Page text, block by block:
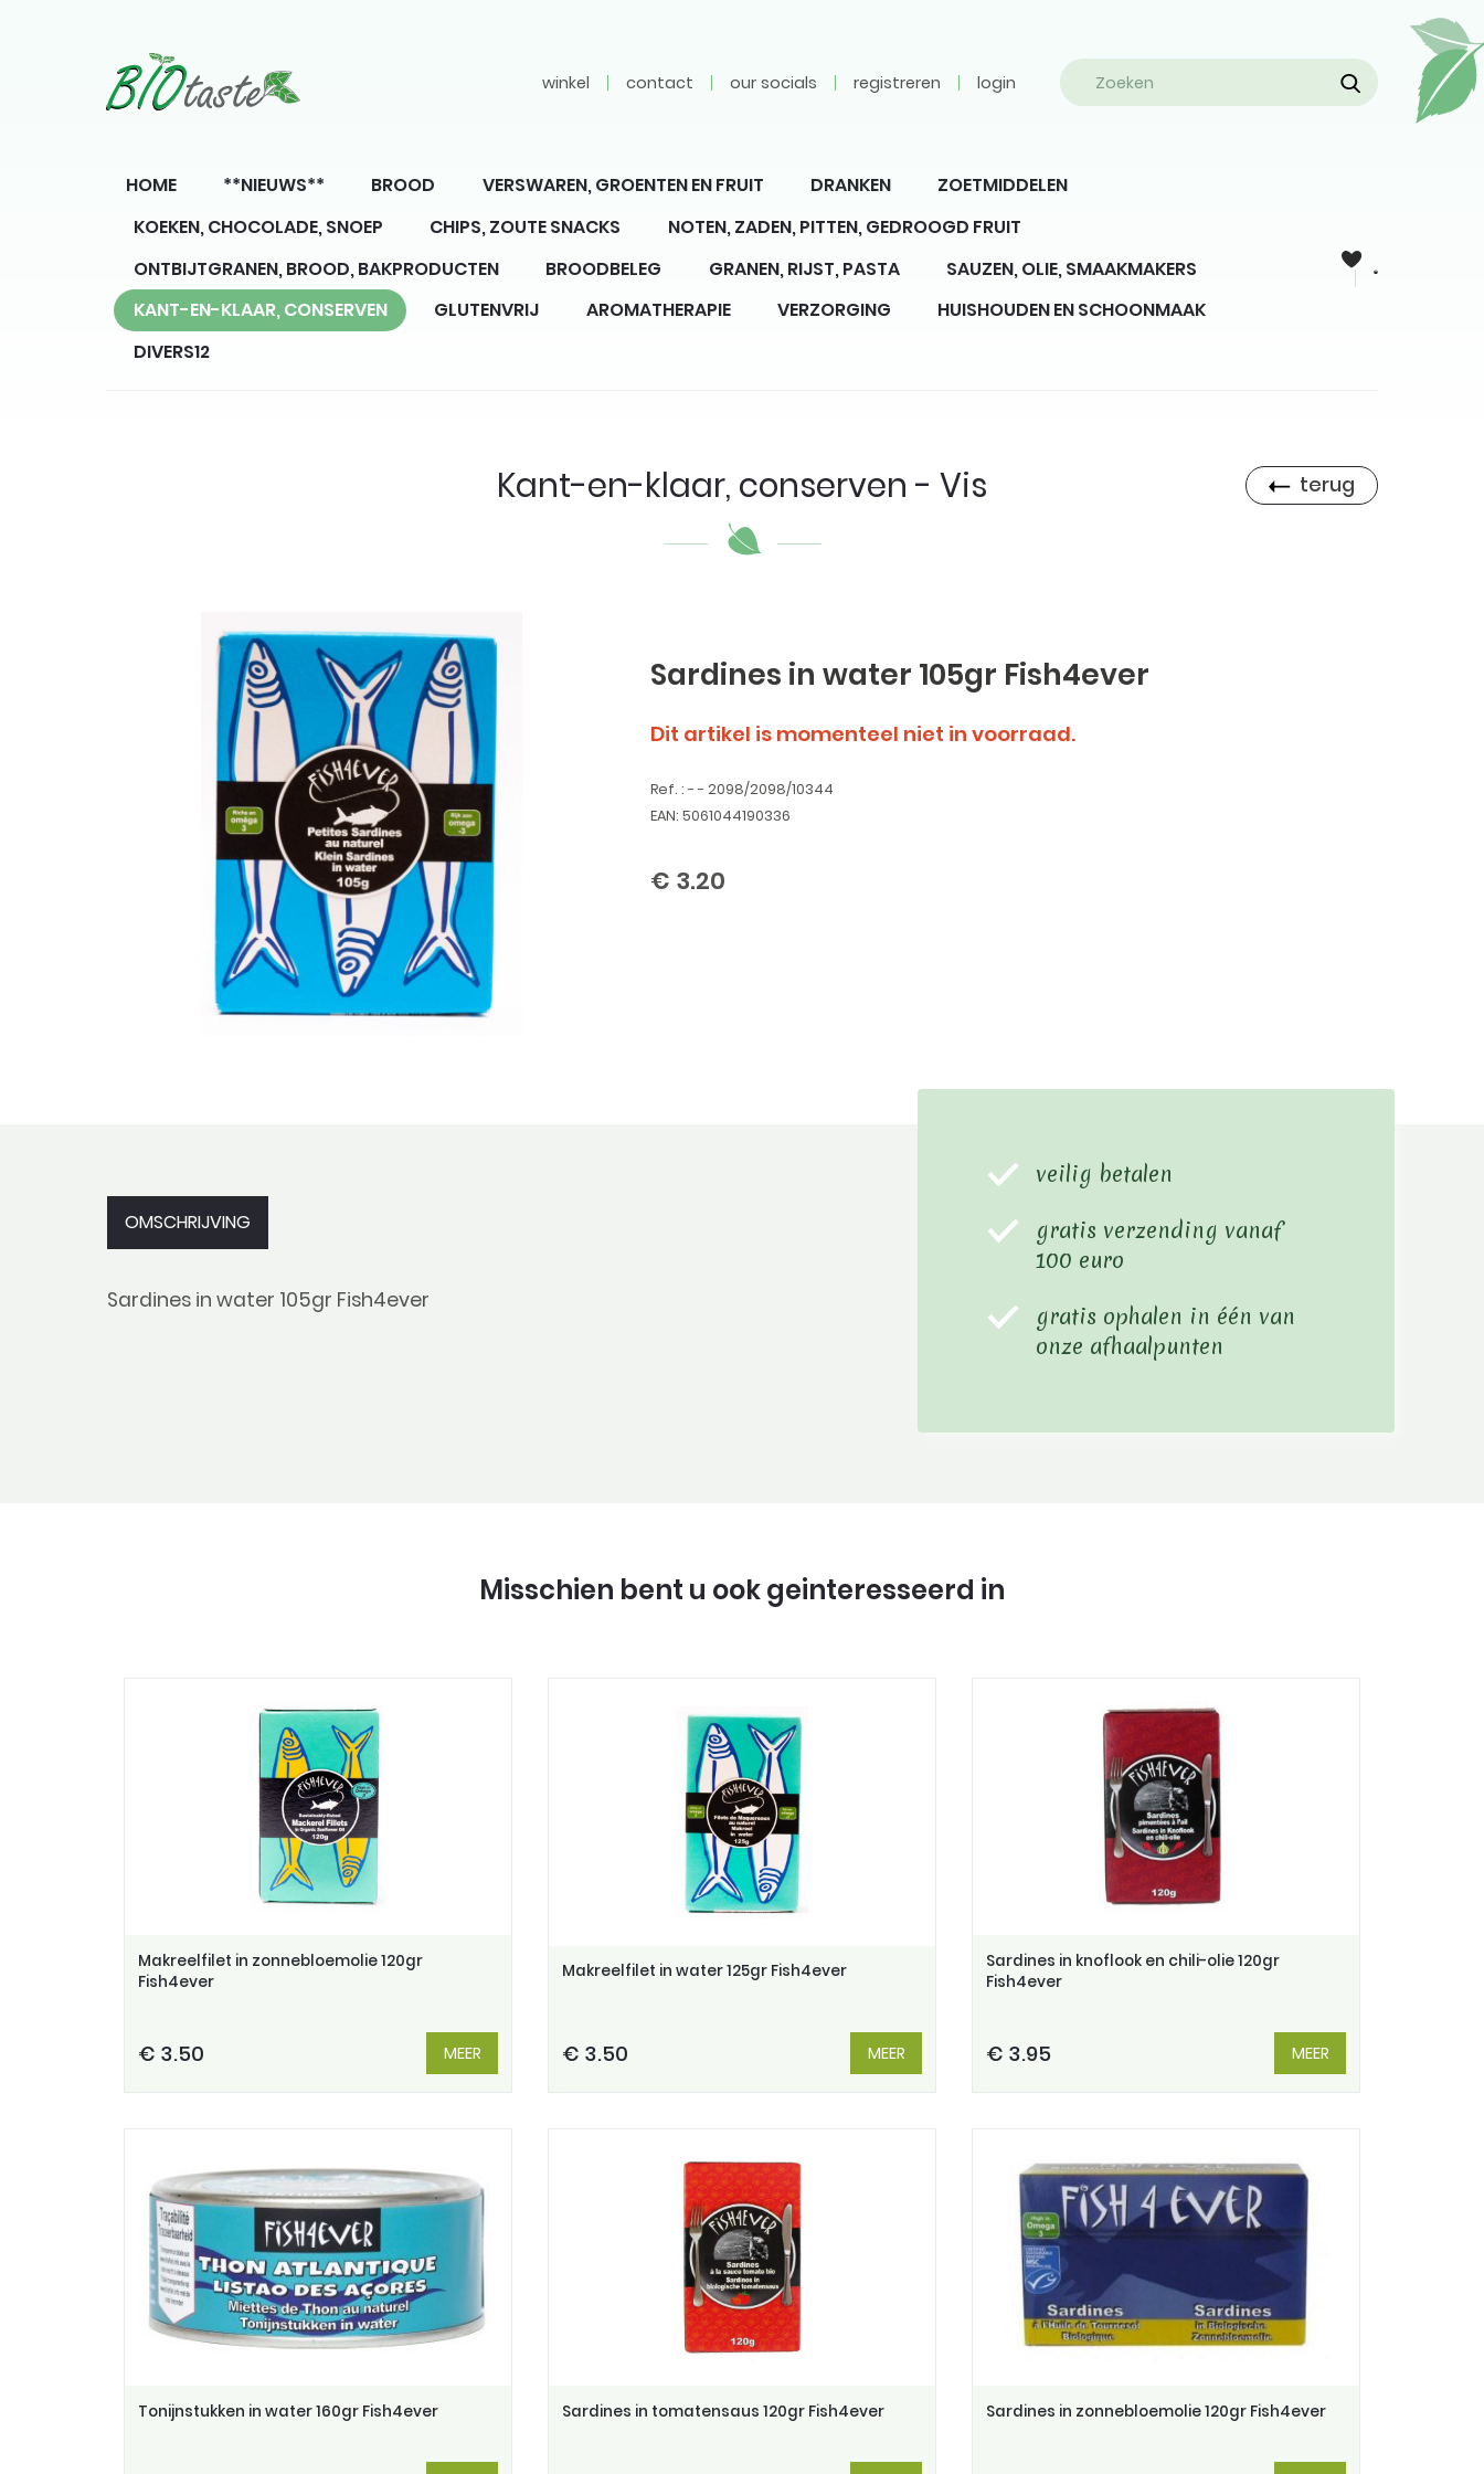
winkel contact our socials registreren login
HOME **NIEUWS** BROOD VERSWAREN, GROENTEN EN FRUIT DRANKEN
ZOETMIDDELEN
KOEKEN, CHOCOLADE, SNOEP
CHIPS, ZOUTE SNACKS
NOTEN, ZADEN, PITTEN, GEDROOGD FRUIT
ONTBIJTGRANEN, BROOD, BAKPRODUCTEN
BROODBELEG GRANEN, RIJST, PASTA
SAUZEN, OLIE, SMAAKMAKERS
KANT-EN-KLAAR, CONSERVEN
GLUTENVRIJ AROMATHERAPIE VERZORGING
HUISHOUDEN EN SCHOONMAAK
DIVERS12
Kant-en-klaar, conserven - Vis terug
Sardines in water 105gr Fish4ever
Dit artikel is momenteel niet in voorraad.
Ref. : - - 2098/2098/10344
EAN: 5061044190336
€ 3.20
OMSCHRIJVING
Sardines in water 105gr Fish4ever
veilig betalen
gratis verzending vanaf
100 euro
gratis ophalen in één van
onze afhaalpunten
Misschien bent u ook geinteresseerd in
Makreelfilet in zonnebloemolie 120gr
Fish4ever
€ 3.50 MEER
Makreelfilet in water 125gr Fish4ever
€ 3.50 MEER
Sardines in knoflook en chili-olie 120gr
Fish4ever
€ 3.95 MEER
Tonijnstukken in water 160gr Fish4ever Sardines in tomatensaus 120gr Fish4ever Sardines in zonnebloemolie 120gr Fish4ever